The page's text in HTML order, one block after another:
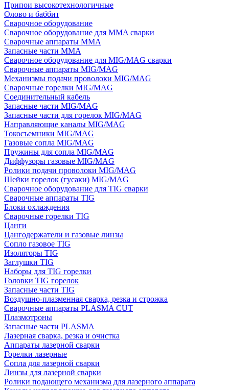
Припои высокотехнологичные
Олово и баббит
Сварочное оборудование
Сварочное оборудование для MMA сварки
Сварочные аппараты MMA
Запасные части MMA
Сварочное оборудование для MIG/MAG сварки
Сварочные аппараты MIG/MAG
Механизмы подачи проволоки MIG/MAG
Сварочные горелки MIG/MAG
Соединительный кабель
Запасные части MIG/MAG
Запасные части для горелок MIG/MAG
Направляющие каналы MIG/MAG
Токосъемники MIG/MAG
Газовые сопла MIG/MAG
Пружины для сопла MIG/MAG
Диффузоры газовые MIG/MAG
Ролики подачи проволоки MIG/MAG
Шейки горелок (гусаки) MIG/MAG
Сварочное оборудование для TIG сварки
Сварочные аппараты TIG
Блоки охлаждения
Сварочные горелки TIG
Цанги
Цангодержатели и газовые линзы
Сопло газовое TIG
Изоляторы TIG
Заглушки TIG
Наборы для TIG горелки
Головки TIG горелок
Запасные части TIG
Воздушно-плазменная сварка, резка и строжка
Сварочные аппараты PLASMA CUT
Плазмотроны
Запасные части PLASMA
Лазерная сварка, резка и очистка
Аппараты лазерной сварки
Горелки лазерные
Сопла для лазерной сварки
Линзы для лазерной сварки
Ролики подающего механизма для лазерного аппарата